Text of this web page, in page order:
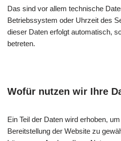
Das sind vor allem technische
Betriebssystem oder Uhrzeit des
dieser Daten erfolgt automatisch,
betreten.
Wofür nutzen wir Ihre
Ein Teil der Daten wird erhoben,
Bereitstellung der Website zu